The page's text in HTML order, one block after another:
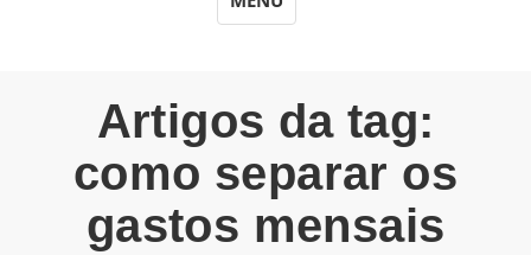
Artigos da tag:
como separar os
gastos mensais